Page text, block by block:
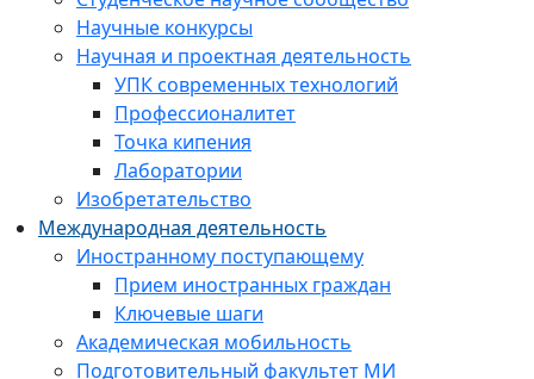
Научные конкурсы
Научная и проектная деятельность
УПК современных технологий
Профессионалитет
Точка кипения
Лаборатории
Изобретательство
Международная деятельность
Иностранному поступающему
Прием иностранных граждан
Ключевые шаги
Академическая мобильность
Подготовительный факультет МИ